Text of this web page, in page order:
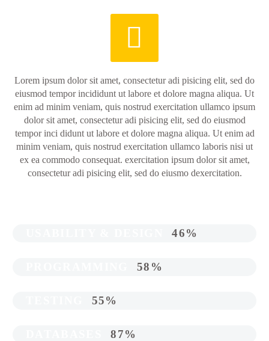


Lorem ipsum dolor sit amet, consectetur adi pisicing elit, sed do
eiusmod tempor incididunt ut labore et dolore magna aliqua. Ut
enim ad minim veniam, quis nostrud exercitation ullamco ipsum
dolor sit amet, consectetur adi pisicing elit, sed do eiusmod
tempor inci didunt ut labore et dolore magna aliqua. Ut enim ad
minim veniam, quis nostrud exercitation ullamco laboris nisi ut
ex ea commodo consequat. exercitation ipsum dolor sit amet,
consectetur adi pisicing elit, sed do eiusmo dexercitation.
46%
58%
55%
87%